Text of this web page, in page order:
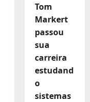
Tom
Markert
passou
sua
carreira
estudand
o
sistemas